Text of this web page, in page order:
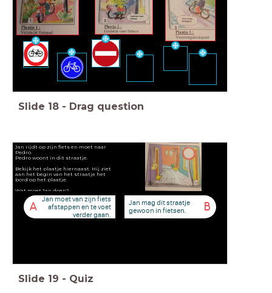
Slide 18 - Drag question
Jan rijdt op zijn fiets en moet naar
Pedro.
Pedro woont in dit straatje.
Bekijk het plaatje hiernaast. Hij ziet
aan het begin van het straatje het
bord op het plaatje.
Wat moet Jan doen?
A
Jan moet van zijn fiets
afstappen en te voet
verder gaan.
B
Jan mag dit straatje
gewoon in fietsen.
Slide 19 - Quiz